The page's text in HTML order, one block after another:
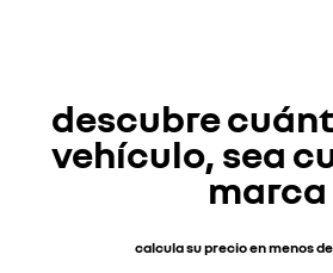
descubre
vehículo, sea
marca
calcula su precio en menos